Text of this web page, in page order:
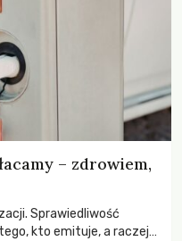
– zdrowiem,
Sprawiedliwość
kto emituje, a raczej